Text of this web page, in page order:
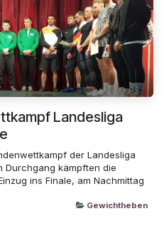
Landesliga
der Landesliga
Durchgang kämpften die
ins Finale, am Nachmittag
Gewichtheben